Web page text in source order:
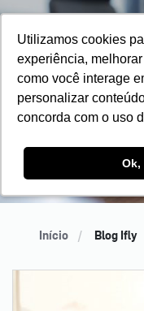
Utilizamos cookies
experiência,
como você interage
personalizar
concorda com o uso
Ok,
Utilizamos cookies
experiência,
como você interage
personalizar
concorda com o uso
Ok,
Início Blog Ifly